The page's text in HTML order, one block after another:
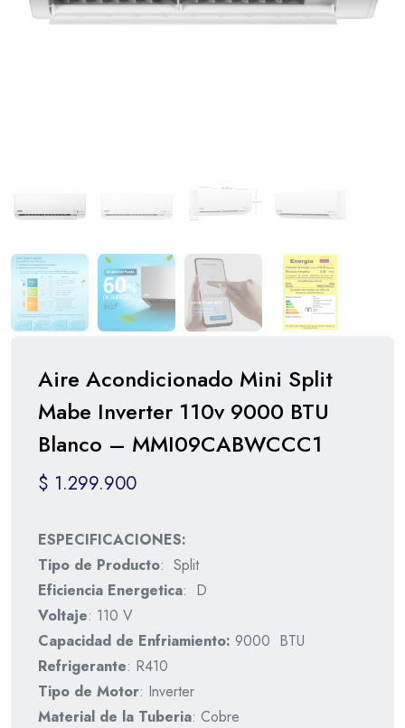
Aire Acondicionado Mini Split
Mabe Inverter 110v 9000 BTU
Blanco – MMI09CABWCCC1
$ 1.299.900
ESPECIFICACIONES:
Tipo de Producto: Split
Eficiencia Energetica: D
Voltaje: 110 V
Capacidad de Enfriamiento: 9000 BTU
Refrigerante: R410
Tipo de Motor: Inverter
Material de la Tuberia: Cobre